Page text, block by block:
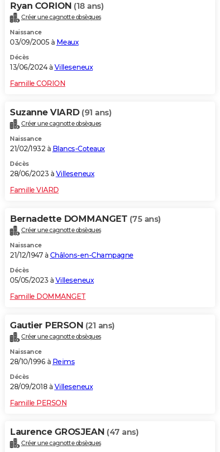
Alimentation
Guide de la santé
Maladies
Médicaments
Sommeil
VOYAGE
Destinations
City break
Voyage nature
Voyage de noces
Forum
Climat
+PHOTO
GUIDES D'ACHAT
Carte de Noël
Carte Bonne année
Carte Saint-Valentin
Carte Pâques
Carte d'anniversaire
DICTIONNAIRE
Dictionnaire
Biographies
Citations
Expressions
Proverbes
PROGRAMME TV
S'inscrire
Se connecter
Lycées
Collèges
Primaires
Universités
Entreprises
Service militaire
Avis de recherche
AVIS DE DÉCÈS
FORUM
Ryan CORION (18 ans)
Créer une cagnotte obsèques
Naissance
03/09/2005 à Meaux
Décès
13/06/2024 à Villeseneux
Famille CORION
Suzanne VIARD (91 ans)
Créer une cagnotte obsèques
Naissance
21/02/1932 à Blancs-Coteaux
Décès
28/06/2023 à Villeseneux
Famille VIARD
Bernadette DOMMANGET (75 ans)
Créer une cagnotte obsèques
Naissance
21/12/1947 à Châlons-en-Champagne
Décès
05/05/2023 à Villeseneux
Famille DOMMANGET
Gautier PERSON (21 ans)
Créer une cagnotte obsèques
Naissance
28/10/1996 à Reims
Décès
28/09/2018 à Villeseneux
Famille PERSON
Laurence GROSJEAN (47 ans)
Créer une cagnotte obsèques